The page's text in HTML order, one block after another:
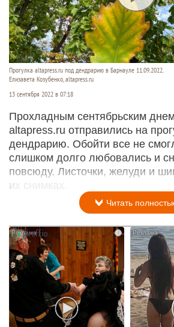
Прогулка altapress.ru под дендрарию в Барнауле 11.09.2022.
Елизавета Козубенко, altapress.ru
13 сентября 2022 в 07:18
Прохладным сентябрьским
altapress.ru отправились на
дендрарию. Обойти все не
слишком долго любовались и
повсюду. Листочки, желуди и
их снимках.
Читать